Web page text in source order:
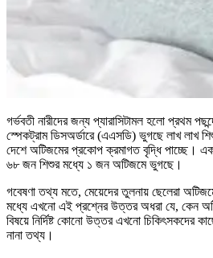
গর্ভবতী নারীদের জন্য প্যারাসিটামল হলো প্রথম
স্পেকট্রাম ডিসঅর্ডারে (এএসডি) ভুগছে লাখ লাখ
দেশে অটিজমের প্রকোপ ক্রমাগত বৃদ্ধি পাচ্ছে।
৬৮ জন শিশুর মধ্যে ১ জন অটিজমে ভুগছে।
গবেষণা তথ্য মতে, মেয়েদের তুলনায় ছেলেরা
মধ্যে এখনো এই প্রশ্নের উত্তর অধরা যে, কেন
বিষয়ে নির্দিষ্ট কোনো উত্তর এখনো চিকিৎসকদের
নানা তথ্য।